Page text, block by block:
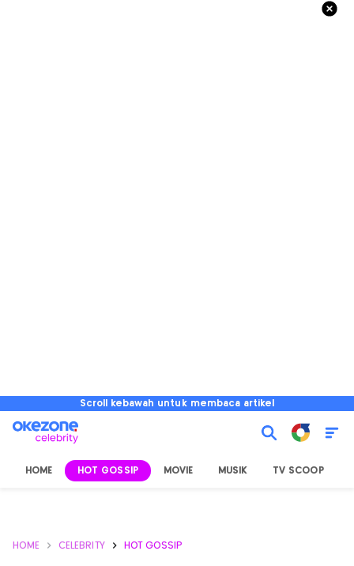
Scroll kebawah untuk membaca artikel
HOME HOT GOSSIP MOVIE MUSIK TV SCOOP
HOME CELEBRITY HOT GOSSIP